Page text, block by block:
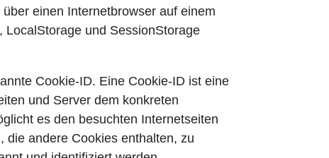
einen Internetbrowser auf einem
und SessionStorage
Cookie-ID. Eine Cookie-ID ist eine
und Server dem konkreten
es den besuchten Internetseiten
die andere Cookies enthalten, zu